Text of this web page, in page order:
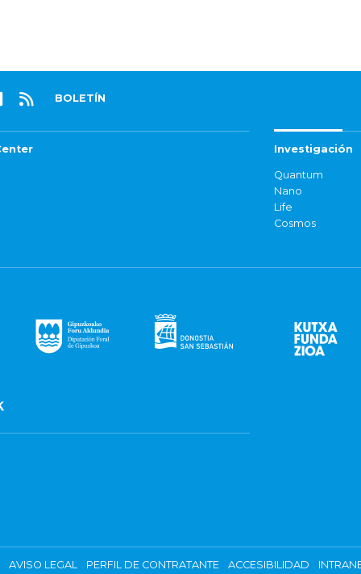
BOLETÍN
Investigación
Quantum
Nano
Life
Cosmos
AVISO LEGAL PERFIL DE CONTRATANTE ACCESIBILIDAD